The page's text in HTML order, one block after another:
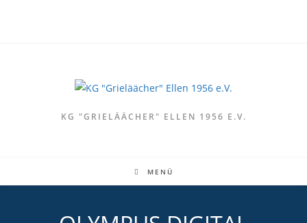
KG "GRIELÄÄCHER" ELLEN 1956 E.V.
MENÜ